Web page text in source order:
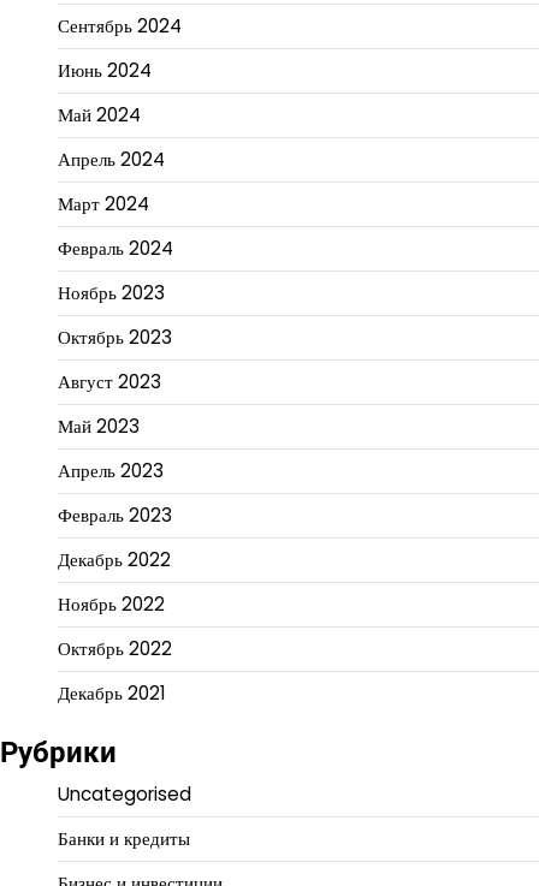
Сентябрь 2024
Июнь 2024
Май 2024
Апрель 2024
Март 2024
Февраль 2024
Ноябрь 2023
Октябрь 2023
Август 2023
Май 2023
Апрель 2023
Февраль 2023
Декабрь 2022
Ноябрь 2022
Октябрь 2022
Декабрь 2021
Рубрики
Uncategorised
Банки и кредиты